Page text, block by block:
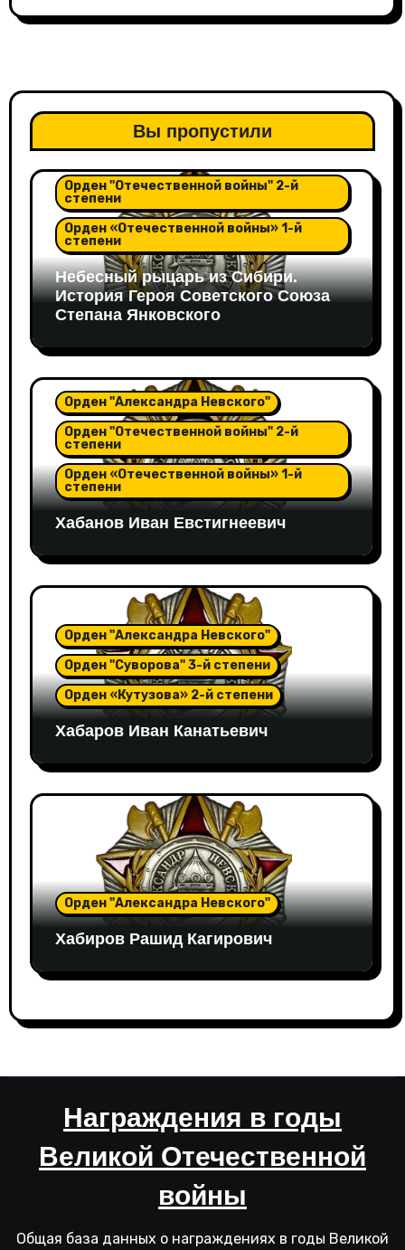
Вы пропустили
Орден "Александра Невского"
Орден "Отечественной войны" 2-й
степени
Орден «Отечественной войны» 1-й
степени
Небесный рыцарь из Сибири.
История Героя Советского Союза
Степана Янковского
Орден "Александра Невского"
Орден "Отечественной войны" 2-й
степени
Орден «Отечественной войны» 1-й
степени
Хабанов Иван Евстигнеевич
Орден "Александра Невского"
Орден "Суворова" 3-й степени
Орден «Кутузова» 2-й степени
Хабаров Иван Канатьевич
Орден "Александра Невского"
Хабиров Рашид Кагирович
Награждения в годы
Великой Отечественной
войны
Общая база данных о награждениях в годы Великой